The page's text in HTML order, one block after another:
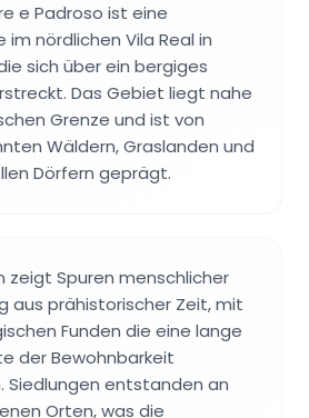
e Padroso ist eine
im nördlichen Vila Real in
sich über ein bergiges
Das Gebiet liegt nahe
Grenze und ist von
Wäldern, Graslanden und
Dörfern geprägt.
zeigt Spuren menschlicher
aus prähistorischer Zeit, mit
Funden die eine lange
der Bewohnbarkeit
Siedlungen entstanden an
Orten, was die